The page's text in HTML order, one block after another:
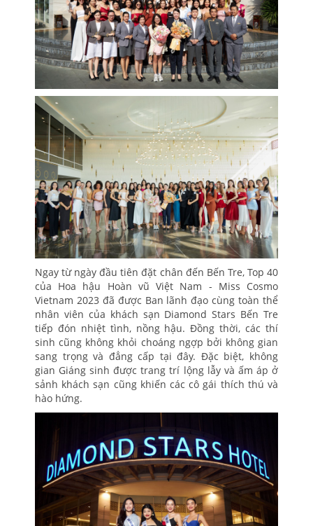
Ngay từ ngày đầu tiên đặt chân đến Bến Tre, Top 40
của Hoa hậu Hoàn vũ Việt Nam - Miss Cosmo
Vietnam 2023 đã được Ban lãnh đạo cùng toàn thể
nhân viên của khách sạn Diamond Stars Bến Tre
tiếp đón nhiệt tình, nồng hậu. Đồng thời, các thí
sinh cũng không khỏi choáng ngợp bởi không gian
sang trọng và đẳng cấp tại đây. Đặc biệt, không
gian Giáng sinh được trang trí lộng lẫy và ấm áp ở
sảnh khách sạn cũng khiến các cô gái thích thú và
hào hứng.